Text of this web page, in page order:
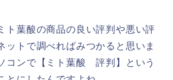
ト葉酸の商品の良い評判や悪い評
ットで調べればみつかると思いま
コンで【ミト葉酸 評判】という